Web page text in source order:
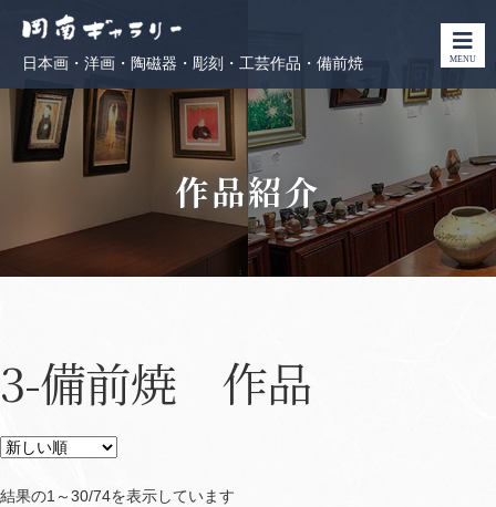
日本画・洋画・陶磁器・彫刻・工芸作品・備前焼 MENU
作品紹介
3-備前焼 作品
結果の1～30/74を表示しています